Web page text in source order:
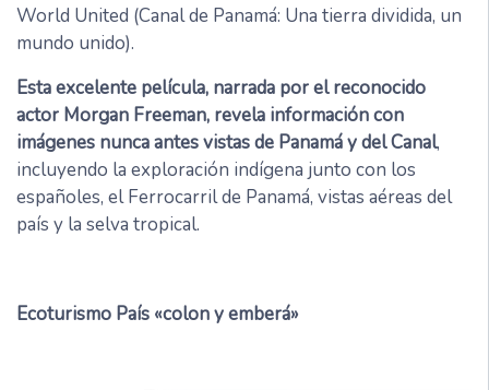
World United (Canal de Panamá: Una tierra dividida, un
mundo unido).
Esta excelente película, narrada por el reconocido
actor Morgan Freeman, revela información con
imágenes nunca antes vistas de Panamá y del Canal,
incluyendo la exploración indígena junto con los
españoles, el Ferrocarril de Panamá, vistas aéreas del
país y la selva tropical.
Ecoturismo País «colon y emberá»